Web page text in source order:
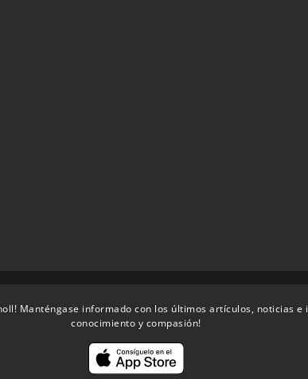
Manténgase informado con los últimos artículos, noticias
conocimiento y compasión!